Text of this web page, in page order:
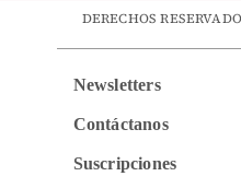
DERECHOS
Newsletters
Contáctanos
Suscripciones